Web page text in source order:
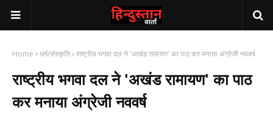
Home धर्म/संस्कृति राष्ट्रीय भगवा दल ने 'अखंड रामायण' का पाठ कर मनाया अंग्रेजी नववर्ष
राष्ट्रीय भगवा दल ने 'अखंड रामायण' का पाठ
कर मनाया अंग्रेजी नववर्ष